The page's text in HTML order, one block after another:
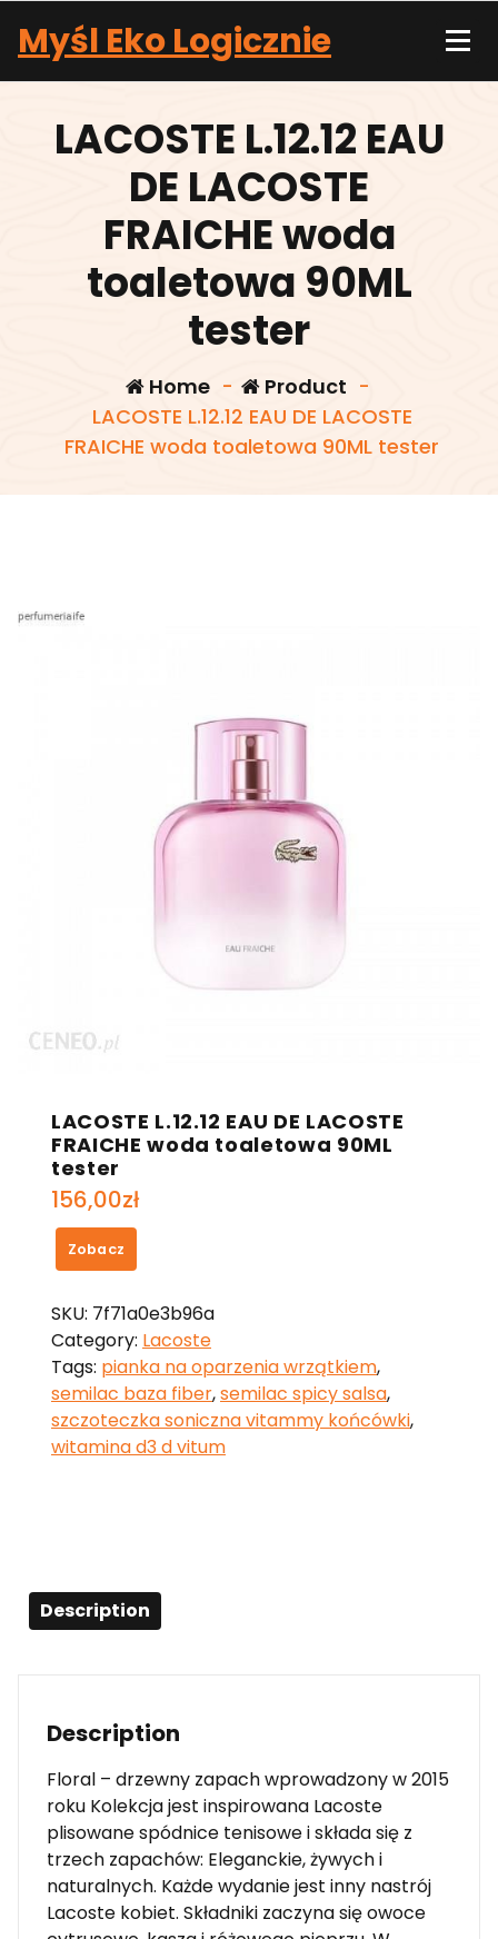
content
Myśl Eko Logicznie
LACOSTE L.12.12 EAU
DE LACOSTE
FRAICHE woda
toaletowa 90ML
tester
Home- Product -
LACOSTE L.12.12 EAU DE LACOSTE
FRAICHE woda toaletowa 90ML tester
LACOSTE L.12.12 EAU DE LACOSTE
FRAICHE woda toaletowa 90ML
tester
156,00zł
Zobacz
SKU: 7f71a0e3b96a
Category: Lacoste
Tags: pianka na oparzenia wrzątkiem,
semilac baza fiber,semilac spicy salsa,
szczoteczka soniczna vitammy końcówki,
witamina d3 d vitum
Description
Description
Floral – drzewny zapach wprowadzony w 2015
roku Kolekcja jest inspirowana Lacoste
plisowane spódnice tenisowe i składa się z
trzech zapachów: Eleganckie, żywych i
naturalnych. Każde wydanie jest inny nastrój
Lacoste kobiet. Składniki zaczyna się owoce